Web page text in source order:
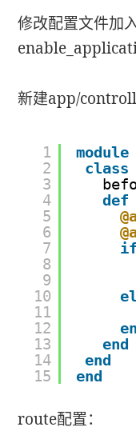
修改配置文件加
新建app/
1
2
3
4
5
6
7
8
9
10
11
12
13
14
15
module
class
def
if
end
end
end
route配置：